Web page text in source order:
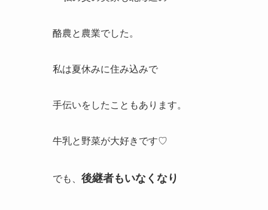
酪農と農業でした。
私は夏休みに住み込みで
手伝いをしたこともあります。
牛乳と野菜が大好きです♡
でも、 後継者もいなくなり